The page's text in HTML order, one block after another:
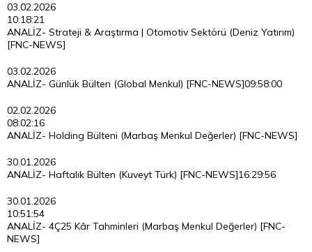
03.02.2026
10:18:21
ANALİZ- Strateji & Araştırma | Otomotiv Sektörü (Deniz Yatırım)
[FNC-NEWS]
03.02.2026
09:58:00
ANALİZ- Günlük Bülten (Global Menkul) [FNC-NEWS]
02.02.2026
08:02:16
ANALİZ- Holding Bülteni (Marbaş Menkul Değerler) [FNC-NEWS]
30.01.2026
16:29:56
ANALİZ- Haftalık Bülten (Kuveyt Türk) [FNC-NEWS]
30.01.2026
10:51:54
ANALİZ- 4Ç25 Kâr Tahminleri (Marbaş Menkul Değerler) [FNC-
NEWS]